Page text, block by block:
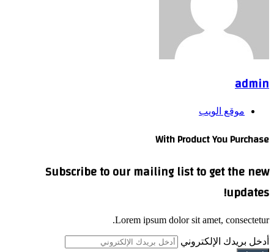
admin
موقع الويب
With Product You Purchase
Subscribe to our mailing list to get the new
updates!
Lorem ipsum dolor sit amet, consectetur.
أدخل بريدك الإلكتروني